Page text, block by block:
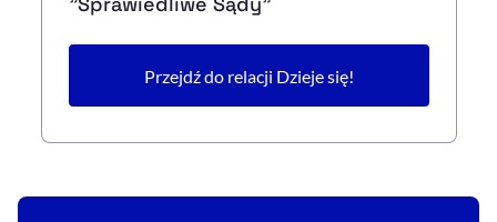
Przejdź do relacji Dzieje się!